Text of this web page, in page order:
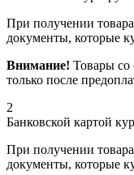
При получении
документы, которые
Внимание! Товары со
только после
2
Банковской картой
При получении
документы, которые